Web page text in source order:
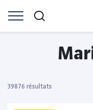
39876 résultats